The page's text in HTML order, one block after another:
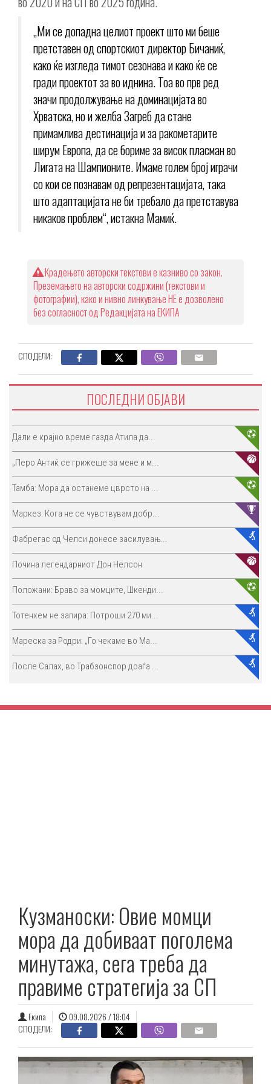
„Ми се допадна целиот проект што ми беше
претставен од спортскиот директор Бичаниќ,
како ќе изгледа тимот сезонава и како ќе се
гради проектот за во иднина. Тоа во прв ред
значи продолжување на доминацијата во
Хрватска, но и желба Загреб да стане
примамлива дестинација и за ракометарите
ширум Европа, да се бориме за висок пласман во
Лигата на Шампионите. Имаме голем број играчи
со кои се познавам од репрезентацијата, така
што адаптацијата не би требало да претставува
никаков проблем“, истакна Мамиќ.
Крадењето авторски текстови е казниво со закон.
Преземањето на авторски содржини (текстови и
фотографии), како и нивно линкување НЕ е дозволено
без согласност од Редакцијата на ЕКИПА
СПОДЕЛИ:
ПОСЛЕДНИ ОБЈАВИ
Дали е крајно време газда Атила да...
„Перо Антиќ се грижеше за мене и м...
Тамба: Мора да останеме цврсто на ...
Маркез: Кога не се чувствувам добр...
Фабрегас од Челси донесе засилувањ...
Почина легендарниот Дон Нелсон
Положани: Браво за момците, Шкенди...
Тотенхем не запира: Потроши 270 ми...
Мареска за Родри: „Го чекаме во Ма...
После Салах, во Трабзонспор доаѓа ...
Кузманоски: Овие момци
мора да добиваат поголема
минутажа, сега треба да
правиме стратегија за СП
Екипа
09.08.2026 / 18:04
СПОДЕЛИ: